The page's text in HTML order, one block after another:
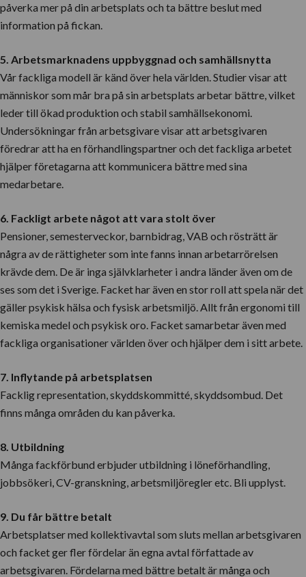
påverka mer på din arbetsplats och ta bättre beslut med
information på fickan.
5. Arbetsmarknadens uppbyggnad och samhällsnytta
Vår fackliga modell är känd över hela världen. Studier visar att
människor som mår bra på sin arbetsplats arbetar bättre, vilket
leder till ökad produktion och stabil samhällsekonomi.
Undersökningar från arbetsgivare visar att arbetsgivaren
föredrar att ha en förhandlingspartner och det fackliga arbetet
hjälper företagarna att kommunicera bättre med sina
medarbetare.
6. Fackligt arbete något att vara stolt över
Pensioner, semesterveckor, barnbidrag, VAB och rösträtt är
några av de rättigheter som inte fanns innan arbetarrörelsen
krävde dem. De är inga självklarheter i andra länder även om de
ses som det i Sverige. Facket har även en stor roll att spela när det
gäller psykisk hälsa och fysisk arbetsmiljö. Allt från ergonomi till
kemiska medel och psykisk oro. Facket samarbetar även med
fackliga organisationer världen över och hjälper dem i sitt arbete.
7. Inflytande på arbetsplatsen
Facklig representation, skyddskommitté, skyddsombud. Det
finns många områden du kan påverka.
8. Utbildning
Många fackförbund erbjuder utbildning i löneförhandling,
jobbsökeri, CV-granskning, arbetsmiljöregler etc. Bli upplyst.
9. Du får bättre betalt
Arbetsplatser med kollektivavtal som sluts mellan arbetsgivaren
och facket ger fler fördelar än egna avtal författade av
arbetsgivaren. Fördelarna med bättre betalt är många och